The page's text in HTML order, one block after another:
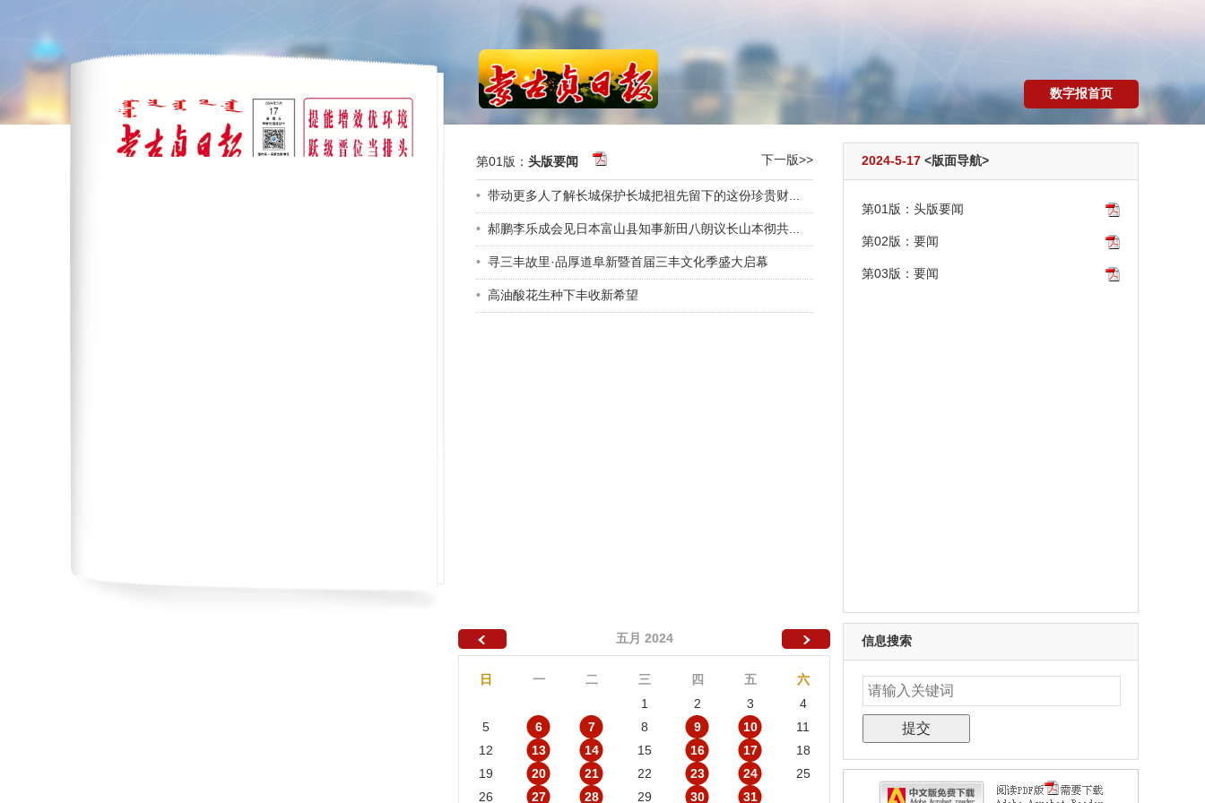
数字报首页
第01版： 头版要闻 下一版>>
• 带动更多人了解长城保护长城把祖先留下的这份珍贵财...
• 郝鹏李乐成会见日本富山县知事新田八朗议长山本彻共...
• 寻三丰故里·品厚道阜新暨首届三丰文化季盛大启幕
• 高油酸花生种下丰收新希望
2024-5-17 <版面导航>
第01版：头版要闻
第02版：要闻
第03版：要闻
五月 2024
日 一 二 三 四 五
六
1
2 3
4
5
6 7 8 9 10
11
12
13 14 15 16 17
18
19
20 21 22 23 24
25
26
27 28 29 30 31
信息搜索